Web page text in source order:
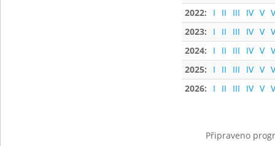
2022:
I II III IV V
2023:
I II III IV V
2024:
I II III IV V
2025:
I II III IV V
2026:
I II III IV V
Připraveno